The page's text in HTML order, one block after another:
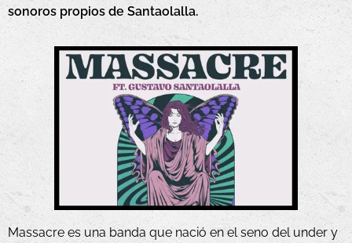
sonoros propios de Santaolalla.
Massacre es una banda que nació en el seno del under y